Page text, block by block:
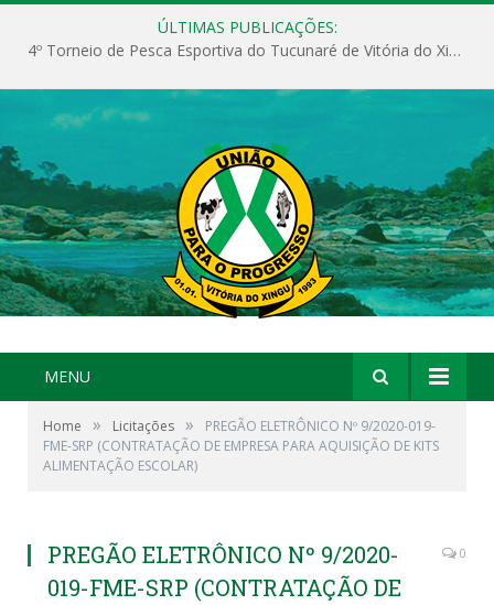
ÚLTIMAS PUBLICAÇÕES:
4º Torneio de Pesca Esportiva do Tucunaré de Vitória do Xingu
MENU
Home » Licitações »
PREGÃO ELETRÔNICO Nº 9/2020-019-
FME-SRP (CONTRATAÇÃO DE EMPRESA PARA AQUISIÇÃO DE KITS
ALIMENTAÇÃO ESCOLAR)
PREGÃO ELETRÔNICO Nº 9/2020-
019-FME-SRP (CONTRATAÇÃO DE
0